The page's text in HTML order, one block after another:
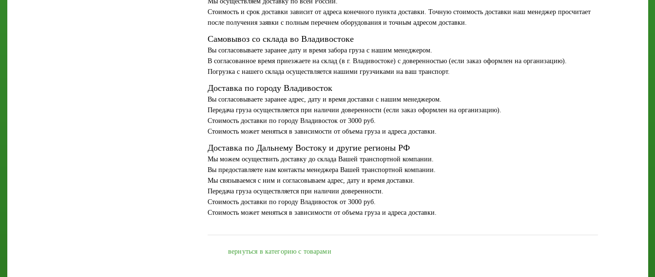
Стоимость и срок доставки зависит от адреса конечного пункта доставки. Точную стоимость доставки наш менеджер просчитает
после получения заявки с полным перечнем оборудования и точным адресом доставки.
Самовывоз со склада во Владивостоке
Вы согласовываете заранее дату и время забора груза с нашим менеджером.
В согласованное время приезжаете на склад (в г. Владивостоке) с доверенностью (если заказ оформлен на организацию).
Погрузка с нашего склада осуществляется нашими грузчиками на ваш транспорт.
Доставка по городу Владивосток
Вы согласовываете заранее адрес, дату и время доставки с нашим менеджером.
Передача груза осуществляется при наличии доверенности (если заказ оформлен на организацию).
Стоимость доставки по городу Владивосток от 3000 руб.
Стоимость может меняться в зависимости от объема груза и адреса доставки.
Доставка по Дальнему Востоку и другие регионы РФ
Мы можем осуществить доставку до склада Вашей транспортной компании.
Вы предоставляете нам контакты менеджера Вашей транспортной компании.
Мы связываемся с ним и согласовываем адрес, дату и время доставки.
Передача груза осуществляется при наличии доверенности.
Стоимость доставки по городу Владивосток от 3000 руб.
Стоимость может меняться в зависимости от объема груза и адреса доставки.
вернуться в категорию с товарами